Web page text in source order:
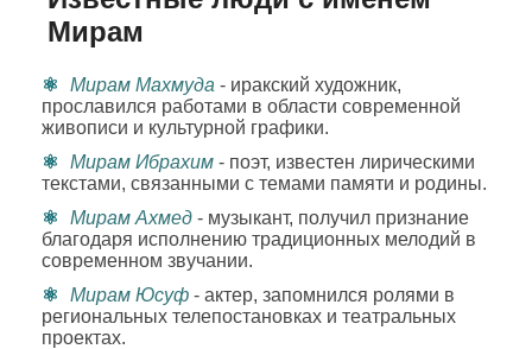
Мирам
Мирам Махмуда - иракский художник,
прославился работами в области современной
живописи и культурной графики.
Мирам Ибрахим - поэт, известен лирическими
текстами, связанными с темами памяти и родины.
Мирам Ахмед - музыкант, получил признание
благодаря исполнению традиционных мелодий в
современном звучании.
Мирам Юсуф - актер, запомнился ролями в
региональных телепостановках и театральных
проектах.